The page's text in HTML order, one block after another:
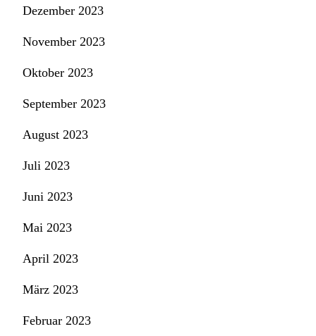
Dezember 2023
November 2023
Oktober 2023
September 2023
August 2023
Juli 2023
Juni 2023
Mai 2023
April 2023
März 2023
Februar 2023